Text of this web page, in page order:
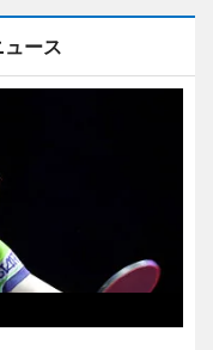
ース